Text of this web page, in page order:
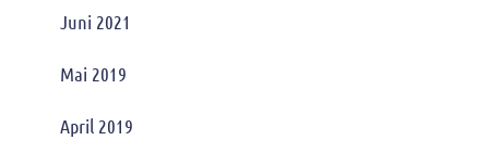
Juni 2021
Mai 2019
April 2019